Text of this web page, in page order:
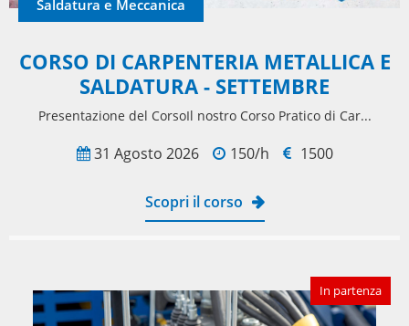
Saldatura e Meccanica
CORSO DI CARPENTERIA METALLICA E
SALDATURA - SETTEMBRE
Presentazione del CorsoIl nostro Corso Pratico di Car...
31 Agosto 2026 150/h 1500
Scopri il corso
In partenza